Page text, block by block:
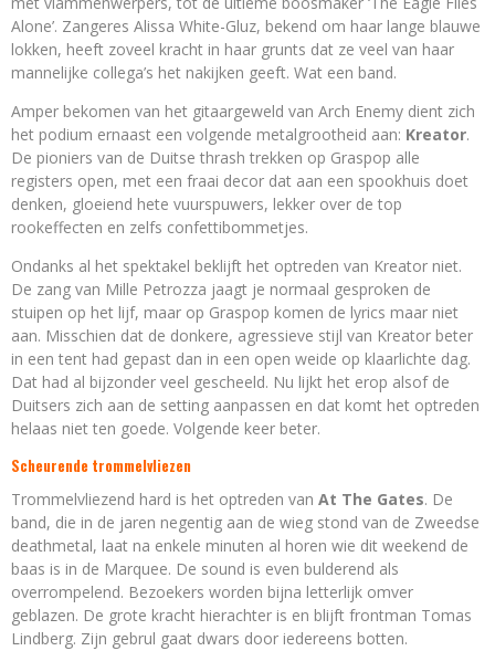
Alone’. Zangeres Alissa White-Gluz, bekend om haar lange blauwe
lokken, heeft zoveel kracht in haar grunts dat ze veel van haar
mannelijke collega’s het nakijken geeft. Wat een band.
Amper bekomen van het gitaargeweld van Arch Enemy dient zich
het podium ernaast een volgende metalgrootheid aan: Kreator.
De pioniers van de Duitse thrash trekken op Graspop alle
registers open, met een fraai decor dat aan een spookhuis doet
denken, gloeiend hete vuurspuwers, lekker over de top
rookeffecten en zelfs confettibommetjes.
Ondanks al het spektakel beklijft het optreden van Kreator niet.
De zang van Mille Petrozza jaagt je normaal gesproken de
stuipen op het lijf, maar op Graspop komen de lyrics maar niet
aan. Misschien dat de donkere, agressieve stijl van Kreator beter
in een tent had gepast dan in een open weide op klaarlichte dag.
Dat had al bijzonder veel gescheeld. Nu lijkt het erop alsof de
Duitsers zich aan de setting aanpassen en dat komt het optreden
helaas niet ten goede. Volgende keer beter.
Scheurende trommelvliezen
Trommelvliezend hard is het optreden van At The Gates. De
band, die in de jaren negentig aan de wieg stond van de Zweedse
deathmetal, laat na enkele minuten al horen wie dit weekend de
baas is in de Marquee. De sound is even bulderend als
overrompelend. Bezoekers worden bijna letterlijk omver
geblazen. De grote kracht hierachter is en blijft frontman Tomas
Lindberg. Zijn gebrul gaat dwars door iedereens botten.